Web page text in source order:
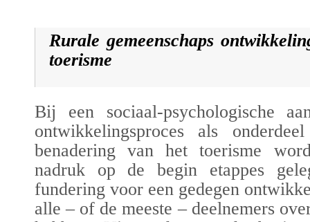
Rurale gemeenschaps
toerisme
Bij een sociaal-psychologische
ontwikkelingsproces als
benadering van het toerisme
nadruk op de begin etappes
fundering voor een gedegen
alle – of de meeste – deelnemers